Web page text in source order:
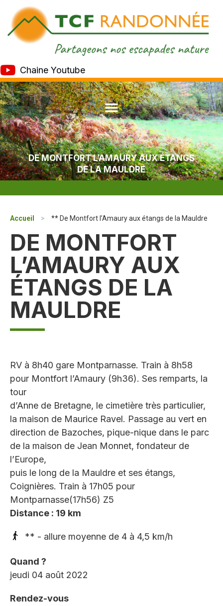
Chaine Youtube
DE MONTFORT L’AMAURY AUX ÉTANGS
DE LA MAULDRE
Accueil > ** De Montfort l’Amaury aux étangs de la Mauldre
DE MONTFORT
L’AMAURY AUX
ÉTANGS DE LA
MAULDRE
RV à 8h40 gare Montparnasse. Train à 8h58
pour Montfort l’Amaury (9h36). Ses remparts, la
tour
d’Anne de Bretagne, le cimetière très particulier,
la maison de Maurice Ravel. Passage au vert en
direction de Bazoches, pique-nique dans le parc
de la maison de Jean Monnet, fondateur de
l’Europe,
puis le long de la Mauldre et ses étangs,
Coignières. Train à 17h05 pour
Montparnasse(17h56) Z5
Distance : 19 km
** - allure moyenne de 4 à 4,5 km/h
Quand ?
jeudi 04 août 2022
Rendez-vous